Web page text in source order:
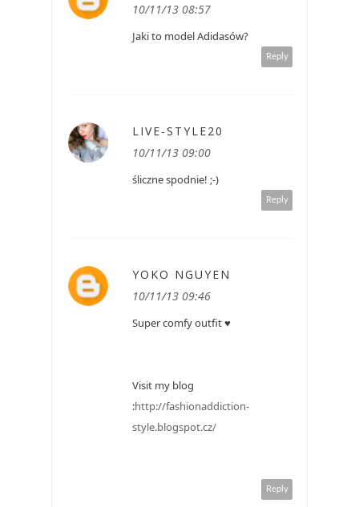
10/11/13 08:57
Jaki to model Adidasów?
Reply
LIVE-STYLE20
10/11/13 09:00
śliczne spodnie! ;-)
Reply
YOKO NGUYEN
10/11/13 09:46
Super comfy outfit ♥
Visit my blog
:http://fashionaddiction-
style.blogspot.cz/
Reply